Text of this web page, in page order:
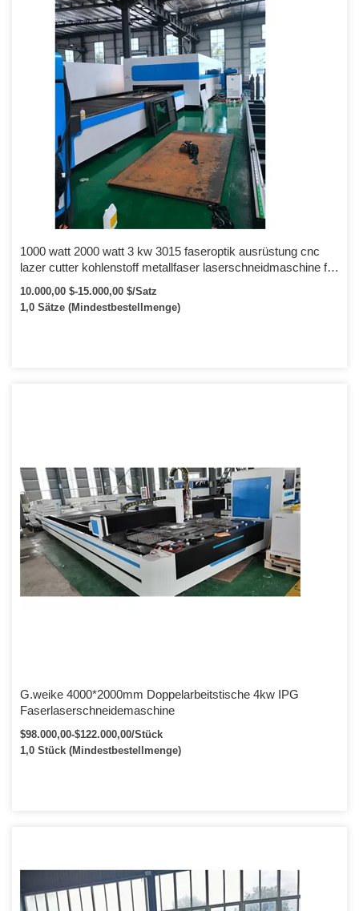
1000 watt 2000 watt 3 kw 3015 faseroptik ausrüstung cnc
lazer cutter kohlenstoff metallfaser laserschneidmaschine für
edelstahlblech
10.000,00 $-15.000,00 $/Satz
1,0 Sätze (Mindestbestellmenge)
G.weike 4000*2000mm Doppelarbeitstische 4kw IPG
Faserlaserschneidemaschine
$98.000,00-$122.000,00/Stück
1,0 Stück (Mindestbestellmenge)